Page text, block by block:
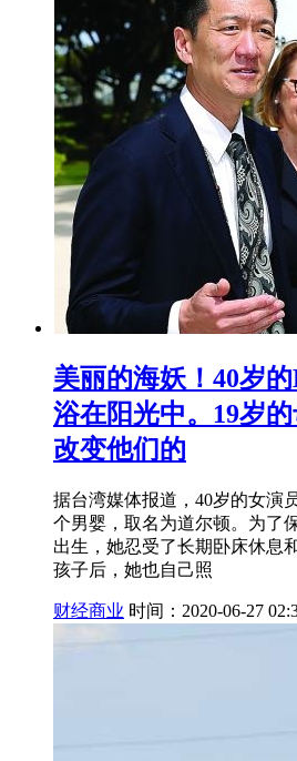
美丽的海妖！40岁
浴在阳光中。19岁
改变他们的
据台湾媒体报道，40岁的女演
个男婴，取名为道尔顿。为了
出生，她忍受了长期卧床休息
孩子后，她也自己照
财经商业 时间：2020-06-27